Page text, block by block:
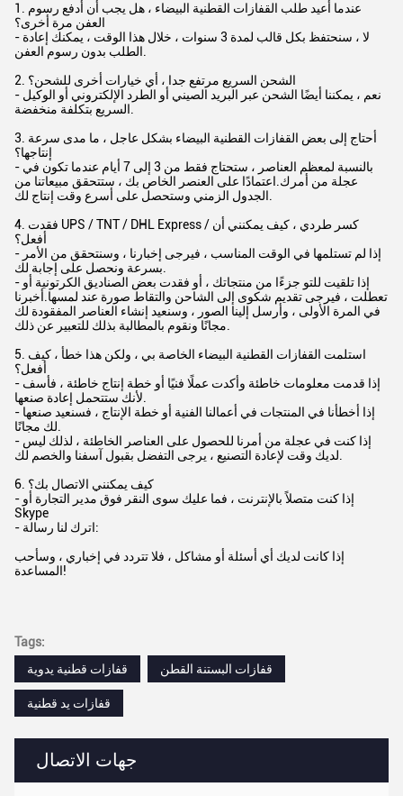
جهات الاتصال
1. عندما أعيد طلب القفازات القطنية البيضاء ، هل يجب أن أدفع رسوم
العفن مرة أخرى؟
- لا ، سنحتفظ بكل قالب لمدة 3 سنوات ، خلال هذا الوقت ، يمكنك إعادة
الطلب بدون رسوم العفن.
2. الشحن السريع مرتفع جدا ، أي خيارات أخرى للشحن؟
- نعم ، يمكننا أيضًا الشحن عبر البريد الصيني أو الطرد الإلكتروني أو الوكيل
السريع بتكلفة منخفضة.
3. أحتاج إلى بعض القفازات القطنية البيضاء بشكل عاجل ، ما مدى سرعة
إنتاجها؟
- بالنسبة لمعظم العناصر ، ستحتاج فقط من 3 إلى 7 أيام عندما تكون في
عجلة من أمرك.اعتمادًا على العنصر الخاص بك ، ستتحقق مبيعاتنا من
الجدول الزمني وستحصل على أسرع وقت إنتاج لك.
4. فقدت UPS / TNT / DHL Express / كسر طردي ، كيف يمكنني أن
أفعل؟
- إذا لم تستلمها في الوقت المناسب ، فيرجى إخبارنا ، وسنتحقق من الأمر
بسرعة ونحصل على إجابة لك.
- إذا تلقيت للتو جزءًا من منتجاتك ، أو فقدت بعض الصناديق الكرتونية أو
تعطلت ، فيرجى تقديم شكوى إلى الشاحن والتقاط صورة عند لمسها.أخبرنا
في المرة الأولى ، وأرسل إلينا الصور ، وسنعيد إنشاء العناصر المفقودة لك
مجانًا ونقوم بالمطالبة بذلك للتعبير عن ذلك.
5. استلمت القفازات القطنية البيضاء الخاصة بي ، ولكن هذا خطأ ، كيف
أفعل؟
- إذا قدمت معلومات خاطئة وأكدت عملًا فنيًا أو خطة إنتاج خاطئة ، فأسف
لأنك ستتحمل إعادة صنعها.
- إذا أخطأنا في المنتجات في أعمالنا الفنية أو خطة الإنتاج ، فسنعيد صنعها
لك مجانًا.
- إذا كنت في عجلة من أمرنا للحصول على العناصر الخاطئة ، لذلك ليس
لديك وقت لإعادة التصنيع ، يرجى التفضل بقبول آسفنا والخصم لك.
6. كيف يمكنني الاتصال بك؟
- إذا كنت متصلاً بالإنترنت ، فما عليك سوى النقر فوق مدير التجارة أو
Skype
- اترك لنا رسالة:
إذا كانت لديك أي أسئلة أو مشاكل ، فلا تتردد في إخباري ، وسأحب
المساعدة!
Tags:
قفازات قطنية يدوية
قفازات البستنة القطن
قفازات يد قطنية